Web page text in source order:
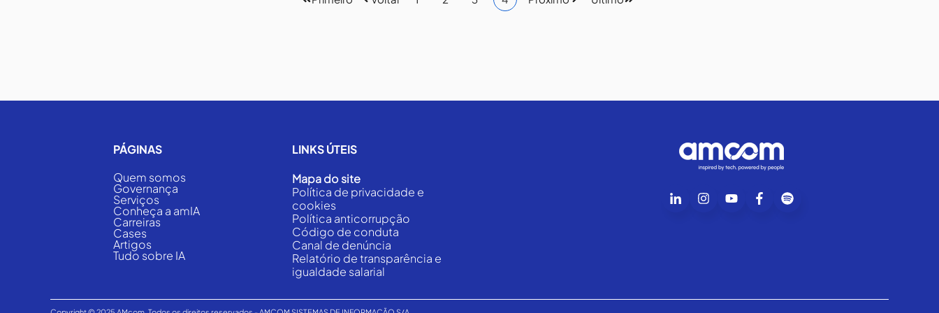
PÁGINAS
Quem somos
Governança
Serviços
Conheça a amIA
Carreiras
Cases
Artigos
Tudo sobre IA
LINKS ÚTEIS
Mapa do site
Política de privacidade e
cookies
Política anticorrupção
Código de conduta
Canal de denúncia
Relatório de transparência e
igualdade salarial